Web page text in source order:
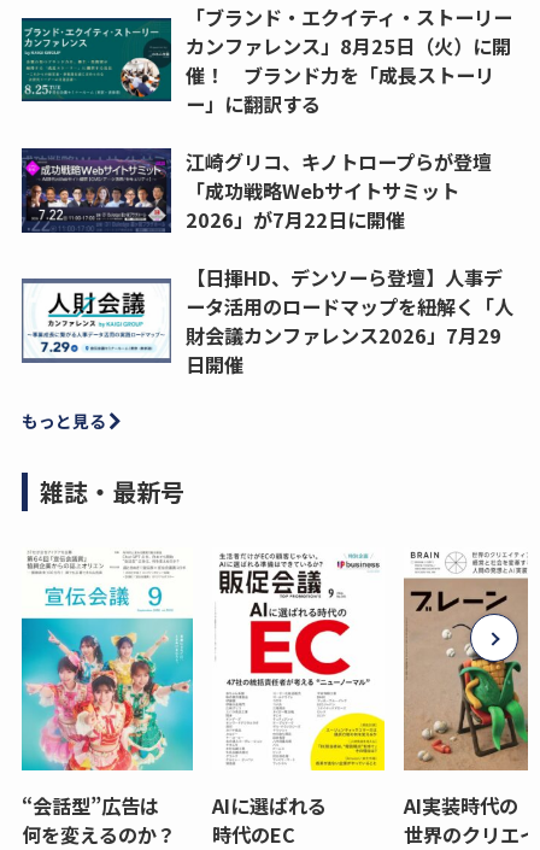
「ブランド・エクイティ・ストーリー
カンファレンス」8月25日（火）に開
催！ ブランド力を「成長ストーリ
ー」に翻訳する
江崎グリコ、キノトロープらが登壇
「成功戦略Webサイトサミット
2026」が7月22日に開催
【日揮HD、デンソーら登壇】人事デ
ータ活用のロードマップを紐解く「人
財会議カンファレンス2026」7月29
日開催
もっと見る
雑誌・最新号
“会話型”広告は
何を変えるのか？
AIに選ばれる
時代のEC
AI実装時代の
世界のクリエ